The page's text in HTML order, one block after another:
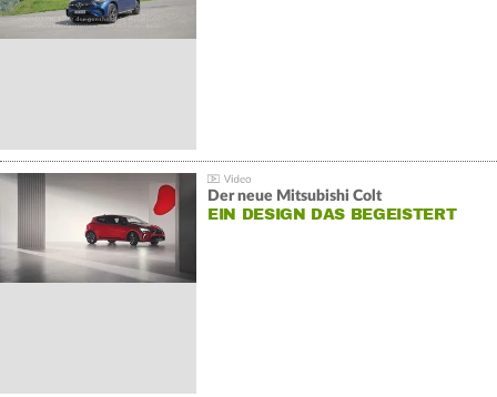
Der neue Mitsubishi Colt
EIN DESIGN DAS BEGEISTERT